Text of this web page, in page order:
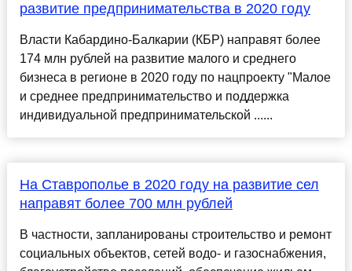
развитие предпринимательства в 2020 году
Власти Кабардино-Балкарии (КБР) направят более
174 млн рублей на развитие малого и среднего
бизнеса в регионе в 2020 году по нацпроекту "Малое
и среднее предпринимательство и поддержка
индивидуальной предпринимательской ......
На Ставрополье в 2020 году на развитие сел
направят более 700 млн рублей
В частности, запланированы строительство и ремонт
социальных объектов, сетей водо- и газоснабжения,